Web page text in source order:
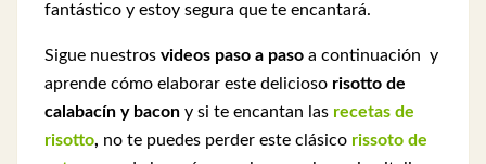
fantástico y estoy segura que te encantará.
Sigue nuestros videos paso a paso a continuación y
aprende cómo elaborar este delicioso risotto de
calabacín y bacon y si te encantan las recetas de
risotto, no te puedes perder este clásico rissoto de